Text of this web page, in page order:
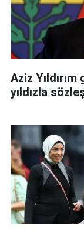
Aziz
yıldızla